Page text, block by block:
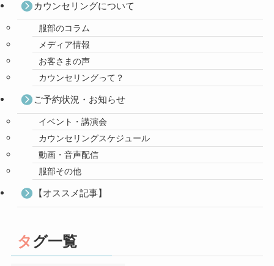
カウンセリングについて
服部のコラム
メディア情報
お客さまの声
カウンセリングって？
ご予約状況・お知らせ
イベント・講演会
カウンセリングスケジュール
動画・音声配信
服部その他
【オススメ記事】
タグ一覧